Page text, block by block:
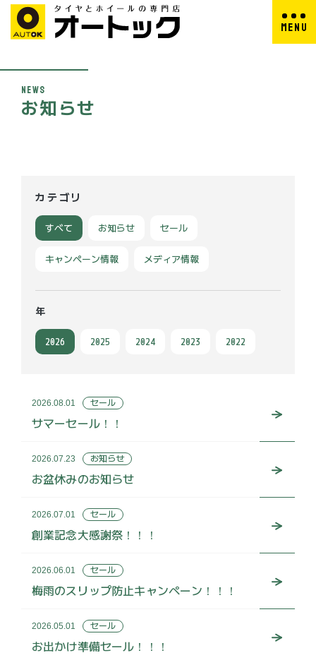
MEN U
NEWS
お知 らせ
カテゴリ
すべて お知らせ セール
キャンペーン情報 メディア情報
年
2026 2025 2024 2023 2022
2026.08.01 セール
サマーセール！！
2026.07.23 お知らせ
お盆休みのお知らせ
2026.07.01 セール
創業記念大感謝祭！！！
2026.06.01 セール
梅雨のスリップ防止キャンペーン！！！
2026.05.01 セール
お出かけ準備セール！！！